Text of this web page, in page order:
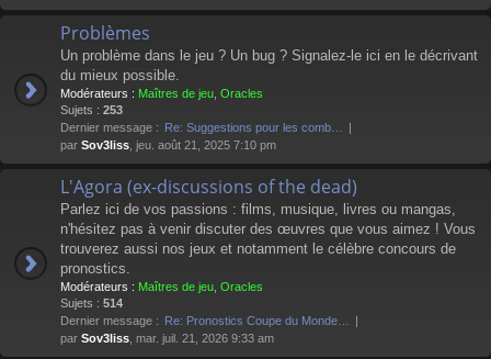
Problèmes
Un problème dans le jeu ? Un bug ? Signalez-le ici en le décrivant
du mieux possible.
Modérateurs : Maîtres de jeu Oracles
Sujets : 253
Dernier message : Re: Suggestions pour les comb…
par Sov3liss , jeu. août 21, 2025 7:10 pm
L'Agora (ex-discussions of the dead)
Parlez ici de vos passions : films, musique, livres ou mangas,
n'hésitez pas à venir discuter des œuvres que vous aimez ! Vous
trouverez aussi nos jeux et notamment le célèbre concours de
pronostics.
Modérateurs : Maîtres de jeu Oracles
Sujets : 514
Dernier message : Re: Pronostics Coupe du Monde…
par Sov3liss , mar. juil. 21, 2026 9:33 am